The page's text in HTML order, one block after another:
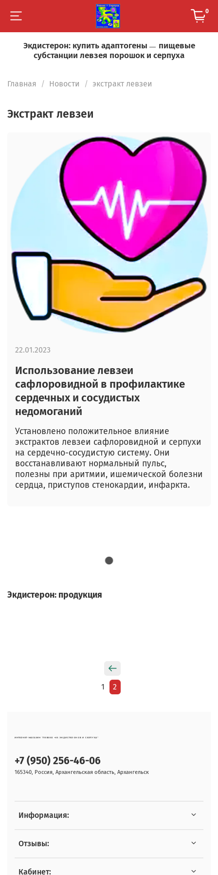
0
Экдистерон: купить адаптогены — пищевые
субстанции левзея порошок и серпуха
Главная Новости экстракт левзеи
экстракт левзеи
Использование левзеи
сафлоровидной в профилактике
сердечных и сосудистых
недомоганий
Установлено положительное влияние
экстрактов левзеи сафлоровидной и серпухи
на сердечно-сосудистую систему. Они
восстанавливают нормальный пульс,
полезны при аритмии, ишемической болезни
сердца, приступов стенокардии, инфаркта.
22.01.2023
Экдистерон: продукция
1 2
Информация:
Отзывы:
Кабинет:
+7 (950) 256-46-06
165340, Россия, Архангельская область, Архангельск
ИНТЕРНЕТ-МАГАЗИН "ЛЕВЗЕЯ +65 ЭКДИСТЕРОНОВ И СЕРПУХА"